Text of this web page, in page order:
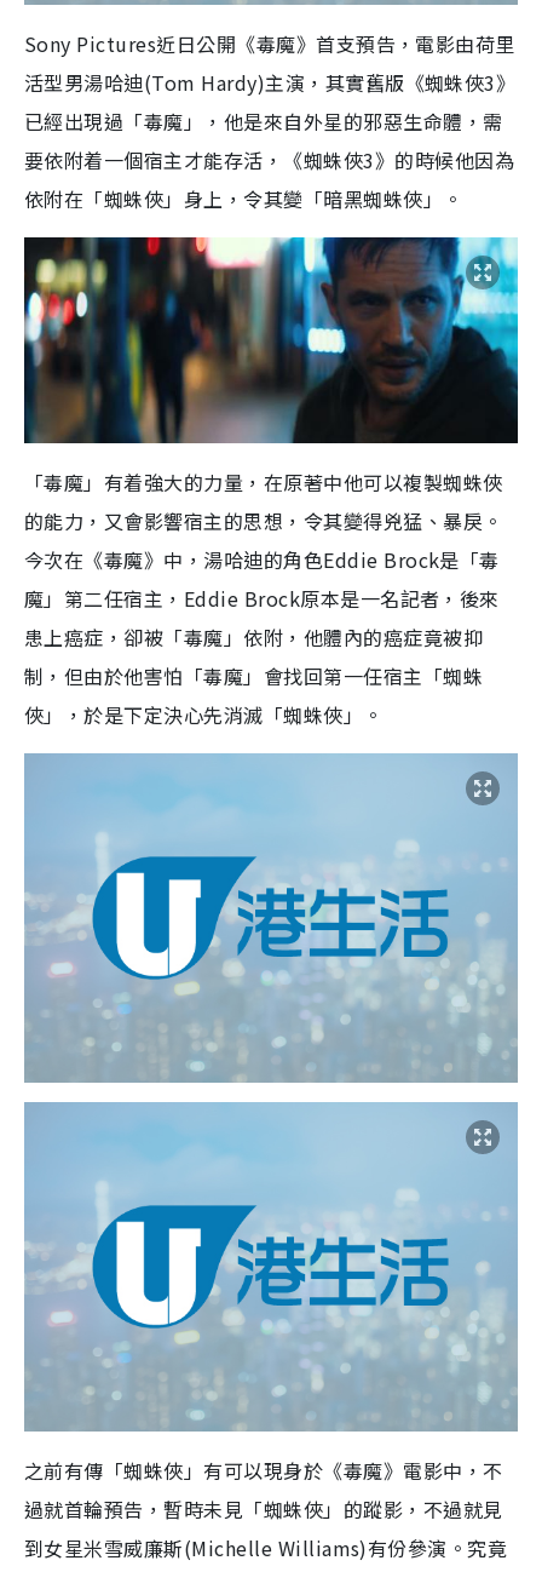
Sony Pictures近日公開《毒魔》首支預告，電影由荷里
活型男湯哈迪(Tom Hardy)主演，其實舊版《蜘蛛俠3》
已經出現過「毒魔」，他是來自外星的邪惡生命體，需
要依附着一個宿主才能存活，《蜘蛛俠3》的時候他因為
依附在「蜘蛛俠」身上，令其變「暗黑蜘蛛俠」。
「毒魔」有着強大的力量，在原著中他可以複製蜘蛛俠
的能力，又會影響宿主的思想，令其變得兇猛、暴戾。
今次在《毒魔》中，湯哈迪的角色Eddie Brock是「毒
魔」第二任宿主，Eddie Brock原本是一名記者，後來
患上癌症，卻被「毒魔」依附，他體內的癌症竟被抑
制，但由於他害怕「毒魔」會找回第一任宿主「蜘蛛
俠」，於是下定決心先消滅「蜘蛛俠」。
之前有傳「蜘蛛俠」有可以現身於《毒魔》電影中，不
過就首輪預告，暫時未見「蜘蛛俠」的蹤影，不過就見
到女星米雪威廉斯(Michelle Williams)有份參演。究竟